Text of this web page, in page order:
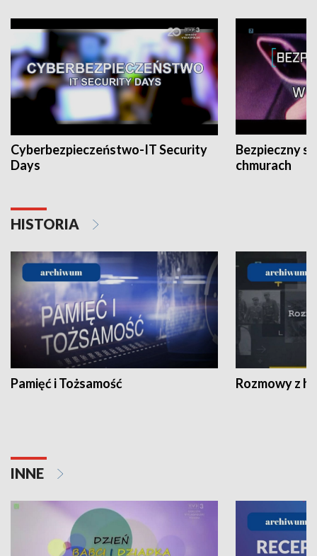
Cyberbezpieczeństwo-IT Security
Days
Bezpieczny
chmurach
HISTORIA
Pamięć i Tożsamość Rozmowy z
INNE